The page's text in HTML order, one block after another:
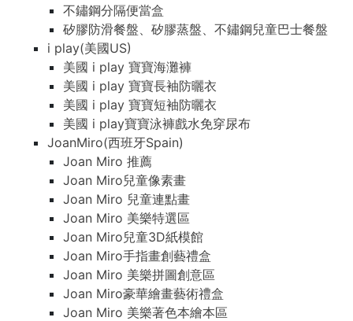
不鏽鋼分隔便當盒
矽膠防滑餐盤、矽膠蒸盤、不鏽鋼兒童巴士餐盤
i play(美國US)
美國 i play 寶寶海灘褲
美國 i play 寶寶長袖防曬衣
美國 i play 寶寶短袖防曬衣
美國 i play寶寶泳褲戲水免穿尿布
JoanMiro(西班牙Spain)
Joan Miro 推薦
Joan Miro兒童像素畫
Joan Miro 兒童連點畫
Joan Miro 美樂特選區
Joan Miro兒童3D紙模館
Joan Miro手指畫創藝禮盒
Joan Miro 美樂拼圖創意區
Joan Miro豪華繪畫藝術禮盒
Joan Miro 美樂著色本繪本區